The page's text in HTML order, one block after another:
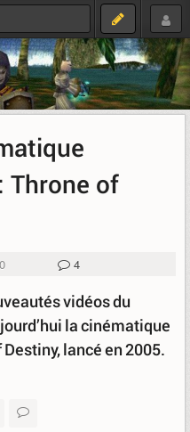
Throne of
4
vidéos du
la cinématique
Destiny, lancé en 2005.